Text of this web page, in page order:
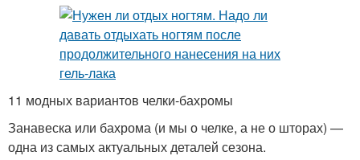
11 модных вариантов челки-бахромы
Занавеска или бахрома (и мы о челке, а не о шторах) —
одна из самых актуальных деталей сезона.